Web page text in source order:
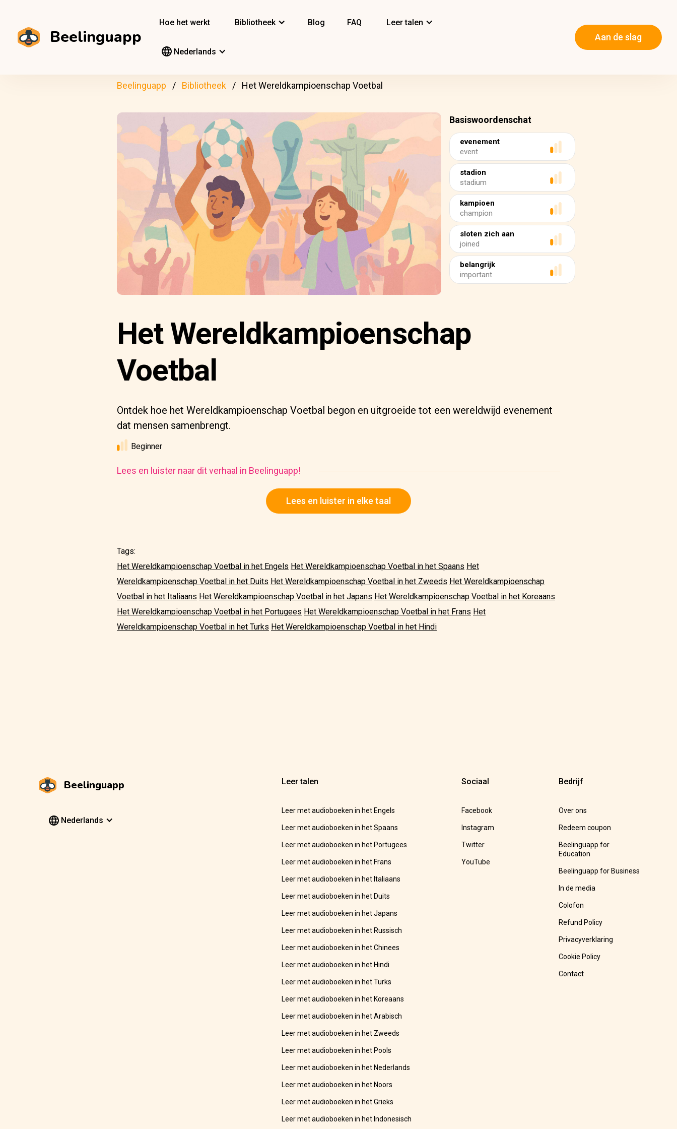
Beelinguapp
Hoe het werkt Bibliotheek Blog FAQ Leer talen
Nederlands
Aan de slag
Beelinguapp Bibliotheek Het Wereldkampioenschap Voetbal
Basiswoordenschat
evenement
event
stadion
stadium
kampioen
champion
sloten zich aan
joined
belangrijk
important
Het Wereldkampioenschap
Voetbal
Ontdek hoe het Wereldkampioenschap Voetbal begon en uitgroeide tot een wereldwijd evenement
dat mensen samenbrengt.
Beginner
Lees en luister naar dit verhaal in Beelinguapp!
Lees en luister in elke taal
Tags:
Het Wereldkampioenschap Voetbal in het Engels Het Wereldkampioenschap Voetbal in het Spaans Het
Wereldkampioenschap Voetbal in het Duits Het Wereldkampioenschap Voetbal in het Zweeds Het Wereldkampioenschap
Voetbal in het Italiaans Het Wereldkampioenschap Voetbal in het Japans Het Wereldkampioenschap Voetbal in het Koreaans
Het Wereldkampioenschap Voetbal in het Portugees Het Wereldkampioenschap Voetbal in het Frans Het
Wereldkampioenschap Voetbal in het Turks Het Wereldkampioenschap Voetbal in het Hindi
Beelinguapp
Nederlands
Leer talen
Leer met audioboeken in het Engels
Leer met audioboeken in het Spaans
Leer met audioboeken in het Portugees
Leer met audioboeken in het Frans
Leer met audioboeken in het Italiaans
Leer met audioboeken in het Duits
Leer met audioboeken in het Japans
Leer met audioboeken in het Russisch
Leer met audioboeken in het Chinees
Leer met audioboeken in het Hindi
Leer met audioboeken in het Turks
Leer met audioboeken in het Koreaans
Leer met audioboeken in het Arabisch
Leer met audioboeken in het Zweeds
Leer met audioboeken in het Pools
Leer met audioboeken in het Nederlands
Leer met audioboeken in het Noors
Leer met audioboeken in het Grieks
Leer met audioboeken in het Indonesisch
Sociaal
Facebook
Instagram
Twitter
YouTube
Bedrijf
Over ons
Redeem coupon
Beelinguapp for
Education
Beelinguapp for Business
In de media
Colofon
Refund Policy
Privacyverklaring
Cookie Policy
Contact